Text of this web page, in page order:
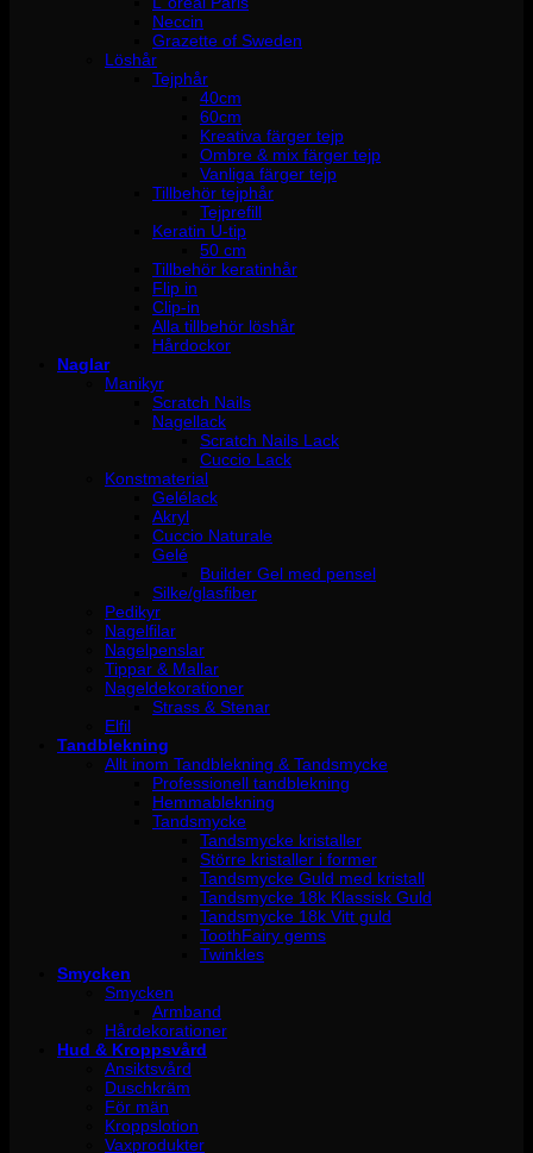
Neccin
Grazette of Sweden
Löshår
Tejphår
40cm
60cm
Kreativa färger tejp
Ombre & mix färger tejp
Vanliga färger tejp
Tillbehör tejphår
Tejprefill
Keratin U-tip
50 cm
Tillbehör keratinhår
Flip in
Clip-in
Alla tillbehör löshår
Hårdockor
Naglar
Manikyr
Scratch Nails
Nagellack
Scratch Nails Lack
Cuccio Lack
Konstmaterial
Gelélack
Akryl
Cuccio Naturale
Gelé
Builder Gel med pensel
Silke/glasfiber
Pedikyr
Nagelfilar
Nagelpenslar
Tippar & Mallar
Nageldekorationer
Strass & Stenar
Elfil
Tandblekning
Allt inom Tandblekning & Tandsmycke
Professionell tandblekning
Hemmablekning
Tandsmycke
Tandsmycke kristaller
Större kristaller i former
Tandsmycke Guld med kristall
Tandsmycke 18k Klassisk Guld
Tandsmycke 18k Vitt guld
ToothFairy gems
Twinkles
Smycken
Smycken
Armband
Hårdekorationer
Hud & Kroppsvård
Ansiktsvård
Duschkräm
För män
Kroppslotion
Vaxprodukter